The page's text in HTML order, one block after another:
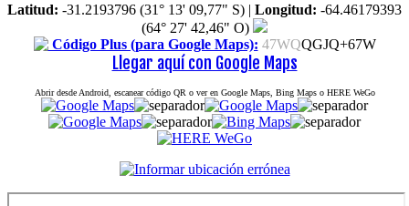
Latitud: -31.2193796 (31° 13' 09,77" S) | Longitud: -64.46179393
(64° 27' 42,46" O)
Código Plus (para Google Maps): 47WQQGJQ+67W
Llegar aquí con Google Maps
Abrir desde Android, escanear código QR o ver en Google Maps, Bing Maps o HERE WeGo